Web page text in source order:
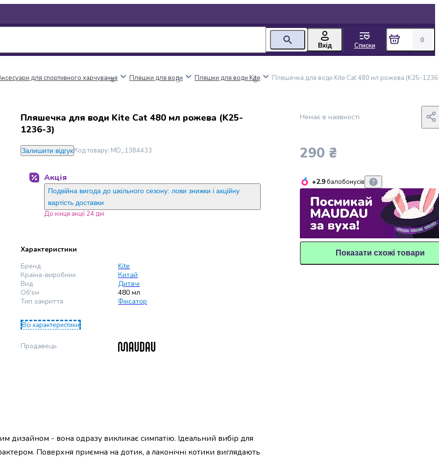
Вхід Списки
0
для спортивного харчування Пляшки для води Пляшки для води Kite Пляшечка для води Kite Cat 480 мл рожева (K25-
Пляшечка для води Kite Cat 480 мл рожева (K25-
1236-3)
Залишити відгукКод товару: MD_1384433
Акція
Подвійна вигода до шкільного сезону: лови знижки і акційну
вартість доставки
До кінця акції 24 дні
Характеристики
Бренд
Kite
Країна-виробник
Китай
Вид
Дитячі
Об'єм
480 мл
Тип закриття
Фіксатор
Всі характеристики
Продавець
дизайном - вона одразу викликає симпатію. Ідеальний вибір для
Поверхня приємна на дотик, а лаконічні котики виглядають
Немає в наявності
290 ₴
+2.9балобонусів
Показати схожі товари